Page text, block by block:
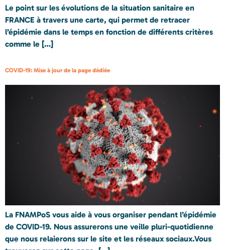
Le point sur les évolutions de la situation sanitaire en
FRANCE à travers une carte, qui permet de retracer
l’épidémie dans le temps en fonction de différents critères
comme le […]
COVID-19: Mise à jour de la page dédiée
La FNAMPoS vous aide à vous organiser pendant l’épidémie
de COVID-19. Nous assurerons une veille pluri-quotidienne
que nous relaierons sur le site et les réseaux sociaux.Vous